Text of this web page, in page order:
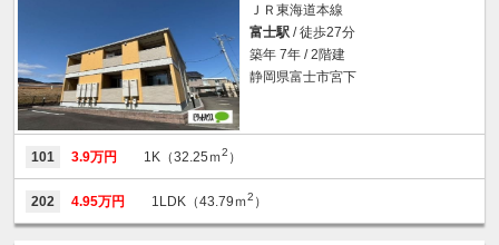
ＪＲ東海道本線
富士駅 / 徒歩27分
築年 7年 / 2階建
静岡県富士市宮下
101 3.9万円 1K（32.25ｍ2 ）
202 4.95万円 1LDK（43.79ｍ2 ）